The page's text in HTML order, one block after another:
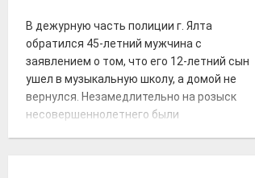
В дежурную часть полиции г. Ялта
обратился 45-летний мужчина с
заявлением о том, что его 12-летний сын
ушел в музыкальную школу, а домой не
вернулся. Незамедлительно на розыск
несовершеннолетнего были